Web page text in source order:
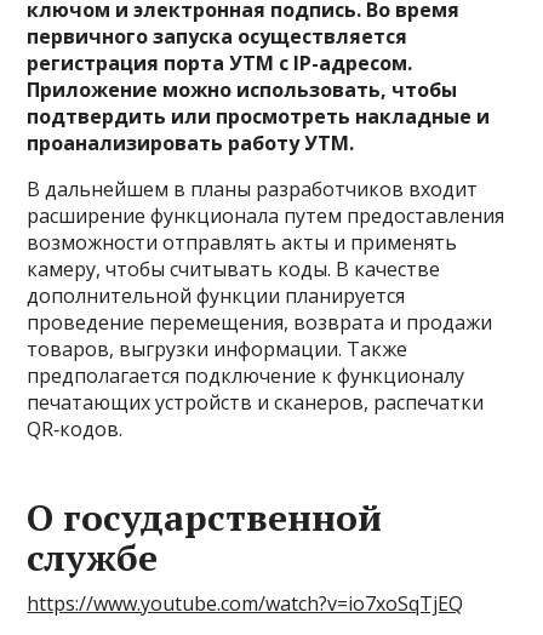
ключом и электронная подпись. Во время
первичного запуска осуществляется
регистрация порта УТМ с IP-адресом.
Приложение можно использовать, чтобы
подтвердить или просмотреть накладные и
проанализировать работу УТМ.
В дальнейшем в планы разработчиков входит
расширение функционала путем предоставления
возможности отправлять акты и применять
камеру, чтобы считывать коды. В качестве
дополнительной функции планируется
проведение перемещения, возврата и продажи
товаров, выгрузки информации. Также
предполагается подключение к функционалу
печатающих устройств и сканеров, распечатки
QR‑кодов.
О государственной
службе
https://www.youtube.com/watch?v=io7xoSqTjEQ